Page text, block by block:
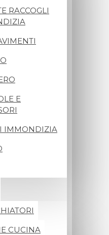
RACCOGLI
E
IMMONDIZIA
CUCINA